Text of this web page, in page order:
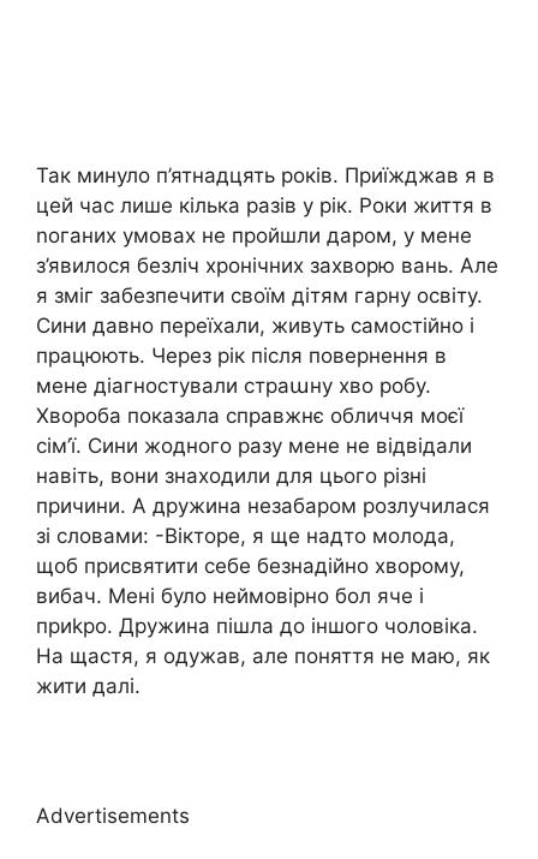
Так минуло п’ятнадцять років. Приїжджав я в
цей час лише кілька разів у рік. Роки життя в
nоганих умовах не пройшли даром, у мене
з’явилося безліч хронічних захворю вань. Але
я зміг забезпечити своїм дітям гарну освіту.
Сини давно переїхали, живуть самостійно і
працюють. Через рік після повернення в
мене діагностували страաну хво робу.
Хвороба показала справжнє обличчя моєї
сім’ї. Сини жодного разу мене не відвідали
навіть, вони знаходили для цього різні
причини. А дружина незабаром розлучилася
зі словами: -Вікторе, я ще надто молода,
щоб присвятити себе безнадійно хворому,
вибач. Мені було неймовірно бол яче і
приkро. Дружина пішла до іншого чоловіка.
На щастя, я одужав, але поняття не маю, як
жити далі.
Advertisements